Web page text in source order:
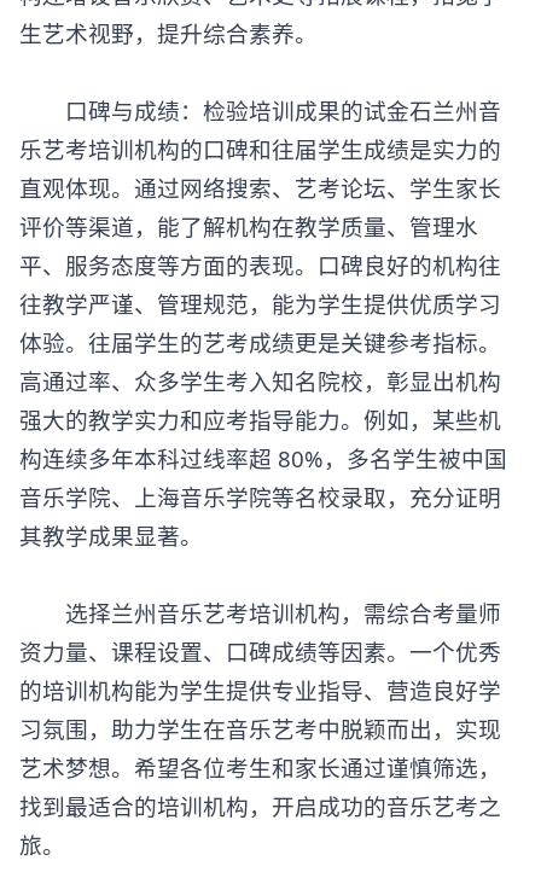
构还增设音乐欣赏、艺术史等拓展课程，拓宽学
生艺术视野，提升综合素养。
口碑与成绩：检验培训成果的试金石兰州音
乐艺考培训机构的口碑和往届学生成绩是实力的
直观体现。通过网络搜索、艺考论坛、学生家长
评价等渠道，能了解机构在教学质量、管理水
平、服务态度等方面的表现。口碑良好的机构往
往教学严谨、管理规范，能为学生提供优质学习
体验。往届学生的艺考成绩更是关键参考指标。
高通过率、众多学生考入知名院校，彰显出机构
强大的教学实力和应考指导能力。例如，某些机
构连续多年本科过线率超 80%，多名学生被中国
音乐学院、上海音乐学院等名校录取，充分证明
其教学成果显著。
选择兰州音乐艺考培训机构，需综合考量师
资力量、课程设置、口碑成绩等因素。一个优秀
的培训机构能为学生提供专业指导、营造良好学
习氛围，助力学生在音乐艺考中脱颖而出，实现
艺术梦想。希望各位考生和家长通过谨慎筛选，
找到最适合的培训机构，开启成功的音乐艺考之
旅。